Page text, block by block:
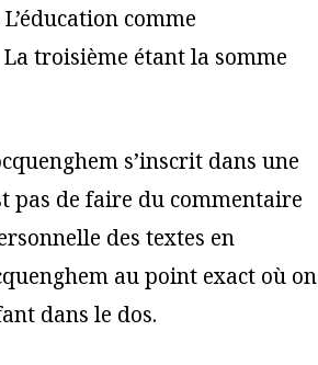
comme
troisième étant la somme
s’inscrit dans une
pas de faire du commentaire
des textes en
au point exact où on
dans le dos.